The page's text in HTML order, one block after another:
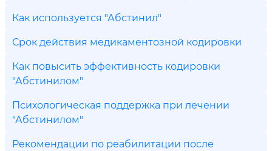
Как используется "Абстинил"
Срок действия медикаментозной кодировки
Как повысить эффективность кодировки
"Абстинилом"
Психологическая поддержка при лечении
"Абстинилом"
Рекомендации по реабилитации после